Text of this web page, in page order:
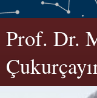
Prof. Dr.